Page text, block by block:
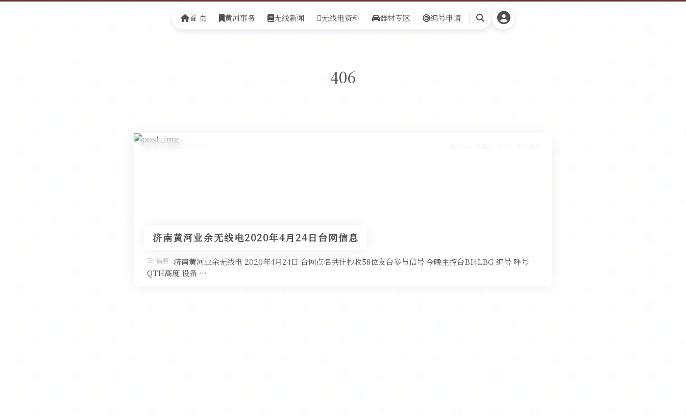
首 页 黄河事务 无线新闻 无线电资料 器材专区 编号申请
搜
406
发布于 2020-04-24
济南黄河业余无线电2020年4月24日台网信息
摘要
济南黄河业余无线电 2020年4月24日 台网点名共计抄收58位友台参与信号 今晚主控台BI4LBG 编号 呼号
QTH高度 设备 …